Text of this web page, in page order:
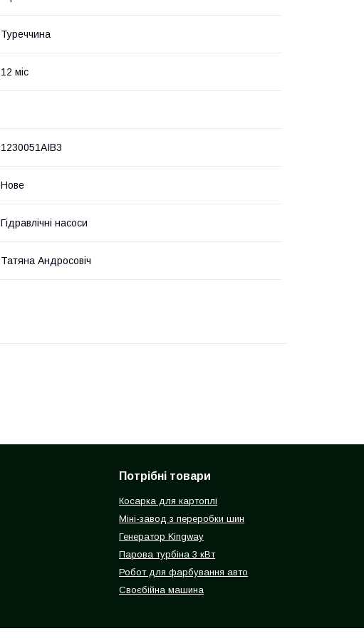
Туреччина
12 міс
1230051AIB3
Нове
Гідравлічні насоси
Татяна Андросовіч
Потрібні товари
Косарка для картоплі
Міні-завод з переробки шин
Генератор Kingway
Парова турбіна 3 кВт
Робот для фарбування авто
Своєбійна машина